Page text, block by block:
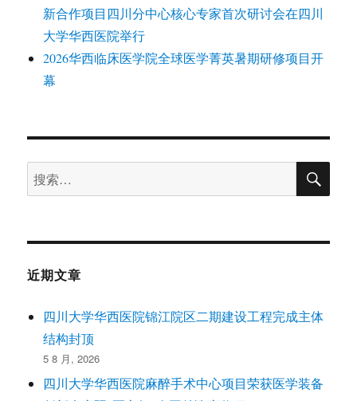
新合作项目四川分中心核心专家首次研讨会在四川
大学华西医院举行
2026华西临床医学院全球医学菁英暑期研修项目开
幕
搜
索：
搜
近期文章
四川大学华西医院锦江院区二期建设工程完成主体
结构封顶
5 8 月, 2026
四川大学华西医院麻醉手术中心项目荣获医学装备